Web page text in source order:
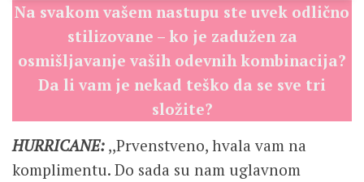
Na svakom vašem nastupu ste uvek odlično
stilizovane – ko je zadužen za
osmišljavanje vaših odevnih kombinacija?
Da li vam je nekad teško da se sve tri
složite?
HURRICANE: ,,Prvenstveno, hvala vam na
komplimentu. Do sada su nam uglavnom